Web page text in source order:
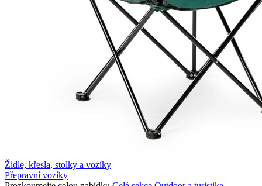
Židle, křesla, stolky a vozíky
Přepravní vozíky